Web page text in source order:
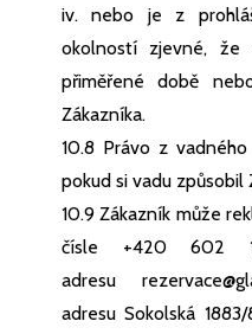
iv. nebo je z
okolností zjevné, že
přiměřené době
Zákazníka.
10.8 Právo z
pokud si vadu způsobil
10.9 Zákazník může
čísle +420 602
adresu
adresu Sokolská